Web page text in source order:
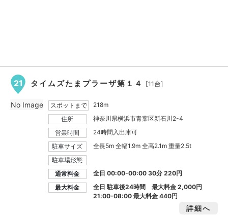
21 タイムズたまプラーザ第１４ [11台]
スポットまで
218m
住所
神奈川県横浜市青葉区新石川2-4
営業時間
24時間入出庫可
駐車サイズ
全長5m 全幅1.9m 全高2.1m 重量2.5t
駐車場形態
通常料金
全日 00:00-00:00 30分 220円
最大料金
全日 駐車後24時間 最大料金2,000円
21:00-08:00 最大料金440円
詳細へ
No Image